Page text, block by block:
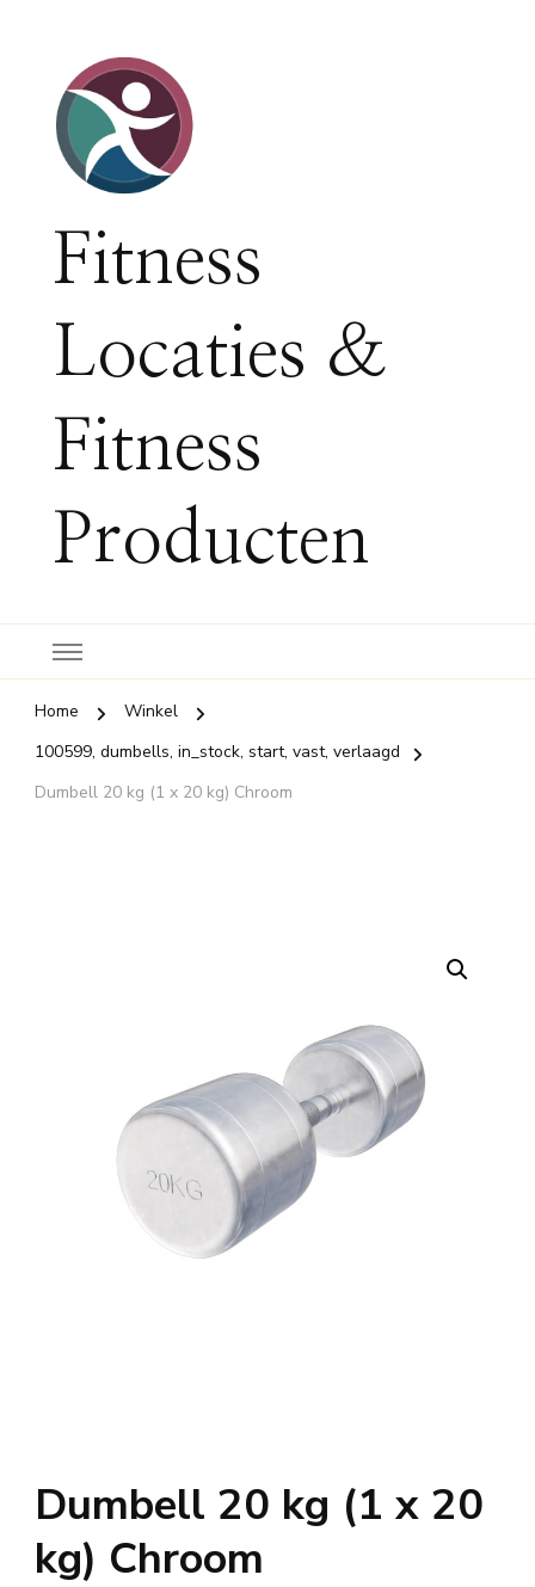
Fitness
Locaties &
Fitness
Producten
Home
Winkel
100599, dumbells, in_stock, start, vast, verlaagd
Dumbell 20 kg (1 x 20 kg) Chroom
Dumbell 20 kg (1 x 20
kg) Chroom